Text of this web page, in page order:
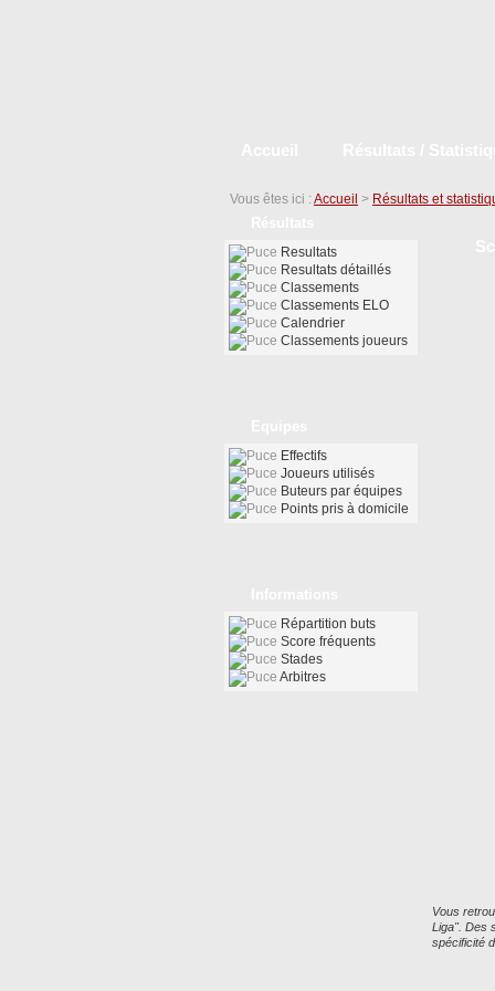
Vous êtes ici : Accueil > Résultats et
Vous
Liga". Des
spécificité
Resultats
Resultats détaillés
Classements
Classements ELO
Calendrier
Classements joueurs
Effectifs
Joueurs utilisés
Buteurs par équipes
Points pris à domicile
Répartition buts
Score fréquents
Stades
Arbitres